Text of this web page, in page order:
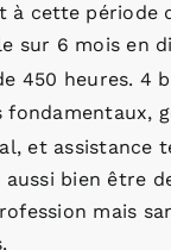
à cette période
sur 6 mois en
450 heures. 4
fondamentaux,
et assistance
bien être
mais